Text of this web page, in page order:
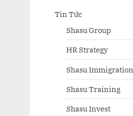
Tin Tức
Shasu Group
HR Strategy
Shasu Immigration
Shasu Training
Shasu Invest